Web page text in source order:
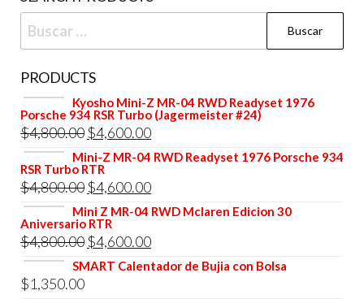
Buscar:
PRODUCTS
Kyosho Mini-Z MR-04 RWD Readyset 1976
Porsche 934 RSR Turbo (Jagermeister #24)
$4,800.00 El
precio
original
era:
$4,800.00.
$4,600.00El
precio
es:
Mini-Z MR-04 RWD Readyset 1976 Porsche 934
RSR Turbo RTR
$4,800.00 El
precio
original
era:
$4,600.00El
precio
es:
$4,600.00.
Mini Z MR-04 RWD Mclaren Edicion 30
Aniversario RTR
$4,800.00 El
precio
$4,600.00El
precio
SMART Calentador de Bujia con Bolsa
$1,350.00